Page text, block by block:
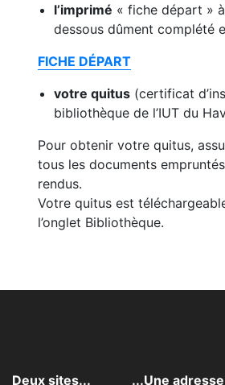
l’imprimé « fiche départ »
dessous dûment complété
FICHE DÉPART
votre quitus (certificat
bibliothèque de l’IUT du
Pour obtenir votre quitus,
tous les documents
rendus.
Votre quitus est
l’onglet Bibliothèque.
Deux sites... ...Une adresse